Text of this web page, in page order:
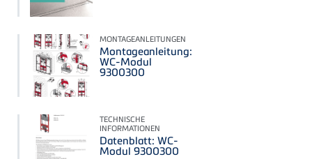
MONTAGEANLEITUNGEN
Montageanleitung:
WC-Modul
9300300
TECHNISCHE
INFORMATIONEN
Datenblatt: WC-
Modul 9300300